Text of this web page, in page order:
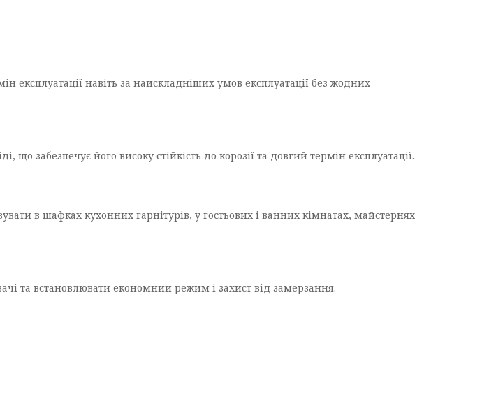
навіть за найскладніших умов експлуатації без жодних
забезпечує його високу стійкість до корозії та довгий термін експлуатації.
в шафках кухонних гарнітурів, у гостьових і ванних кімнатах, майстернях
та встановлювати економний режим і захист від замерзання.